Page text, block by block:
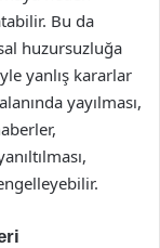
Bu da
huzursuzluğa
yanlış kararlar
yayılması,